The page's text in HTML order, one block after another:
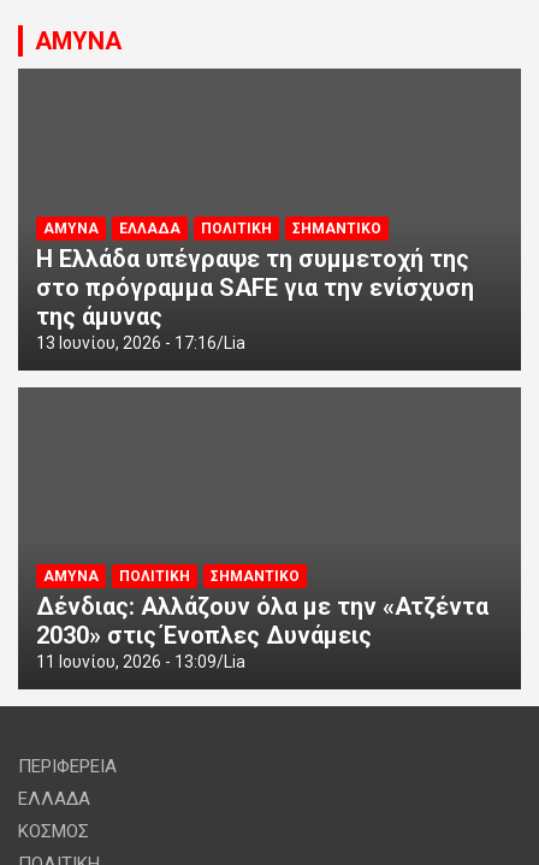
ΑΜΥΝΑ
ΑΜΥΝΑ ΕΛΛΑΔΑ ΠΟΛΙΤΙΚΗ ΣΗΜΑΝΤΙΚΟ
Η Ελλάδα υπέγραψε τη συμμετοχή της
στο πρόγραμμα SAFE για την ενίσχυση
της άμυνας
13 Ιουνίου, 2026 - 17:16 Lia
ΑΜΥΝΑ ΠΟΛΙΤΙΚΗ ΣΗΜΑΝΤΙΚΟ
Δένδιας: Αλλάζουν όλα με την «Ατζέντα
2030» στις Ένοπλες Δυνάμεις
11 Ιουνίου, 2026 - 13:09 Lia
ΠΕΡΙΦΕΡΕΙΑ
ΕΛΛΑΔΑ
ΚΟΣΜΟΣ